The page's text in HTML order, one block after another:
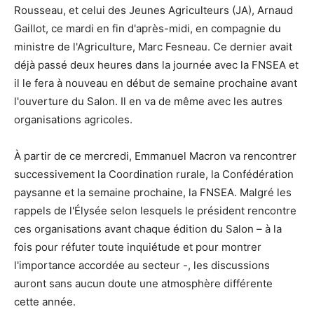
Rousseau, et celui des Jeunes Agriculteurs (JA), Arnaud
Gaillot, ce mardi en fin d'après-midi, en compagnie du
ministre de l'Agriculture, Marc Fesneau. Ce dernier avait
déjà passé deux heures dans la journée avec la FNSEA et
il le fera à nouveau en début de semaine prochaine avant
l'ouverture du Salon. Il en va de même avec les autres
organisations agricoles.
À partir de ce mercredi, Emmanuel Macron va rencontrer
successivement la Coordination rurale, la Confédération
paysanne et la semaine prochaine, la FNSEA. Malgré les
rappels de l'Élysée selon lesquels le président rencontre
ces organisations avant chaque édition du Salon – à la
fois pour réfuter toute inquiétude et pour montrer
l'importance accordée au secteur -, les discussions
auront sans aucun doute une atmosphère différente
cette année.